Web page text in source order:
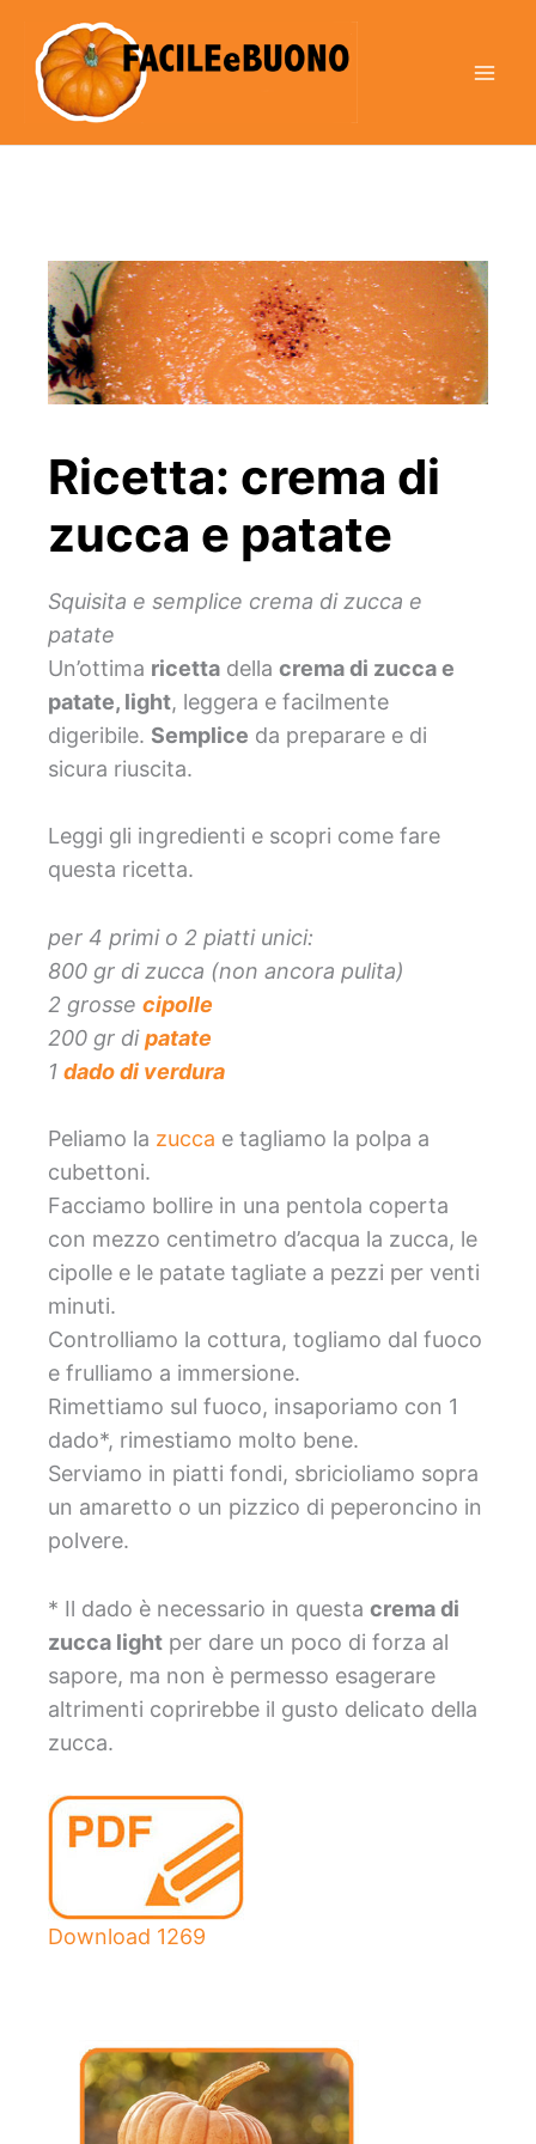
contenuto
Ricetta: crema di
zucca e patate
Squisita e semplice crema di zucca e
patate
Un’ottima ricettadella crema di zucca e
patate, light, leggera e facilmente
digeribile. Semplice da preparare e di
sicura riuscita.
Leggi gli ingredienti e scopri come fare
questa ricetta.
per 4 primi o 2 piatti unici:
800 gr di zucca (non ancora pulita)
2 grosse cipolle
200 gr dipatate
1 dado di verdura
Peliamo la zucca e tagliamo la polpa a
cubettoni.
Facciamo bollire in una pentola coperta
con mezzo centimetro d’acqua la zucca, le
cipolle e le patate tagliate a pezzi per venti
minuti.
Controlliamo la cottura, togliamo dal fuoco
e frulliamo a immersione.
Rimettiamo sul fuoco, insaporiamo con 1
dado*, rimestiamo molto bene.
Serviamo in piatti fondi, sbricioliamo sopra
un amaretto o un pizzico di peperoncino in
polvere.
* Il dado è necessario in questa crema di
zucca lightper dare un poco di forza al
sapore, ma non è permesso esagerare
altrimenti coprirebbe il gusto delicato della
zucca.
Download 1269